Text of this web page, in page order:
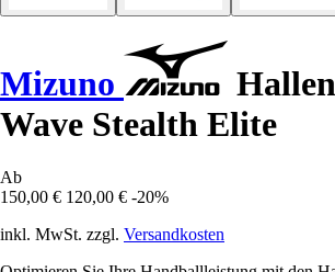
Mizuno
Wave Stealth Elite
Ab
150,00 € 120,00 € -20%
inkl. MwSt. zzgl. Versandkosten